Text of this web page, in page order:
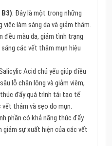
: Đây là một trong những
làm sáng da và giảm thâm.
đều màu da, giảm tình trạng
các vết thâm mụn hiệu
Acid chủ yếu giúp điều
lỗ chân lông và giảm viêm,
đẩy quá trình tái tạo tế
vết thâm và sẹo do mụn.
phần có khả năng thúc đẩy
giảm sự xuất hiện của các vết